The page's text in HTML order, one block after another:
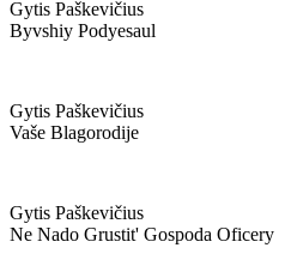
Gytis Paškevičius
Byvshiy Podyesaul
Gytis Paškevičius
Vaše Blagorodije
Gytis Paškevičius
Ne Nado Grustit' Gospoda Oficery